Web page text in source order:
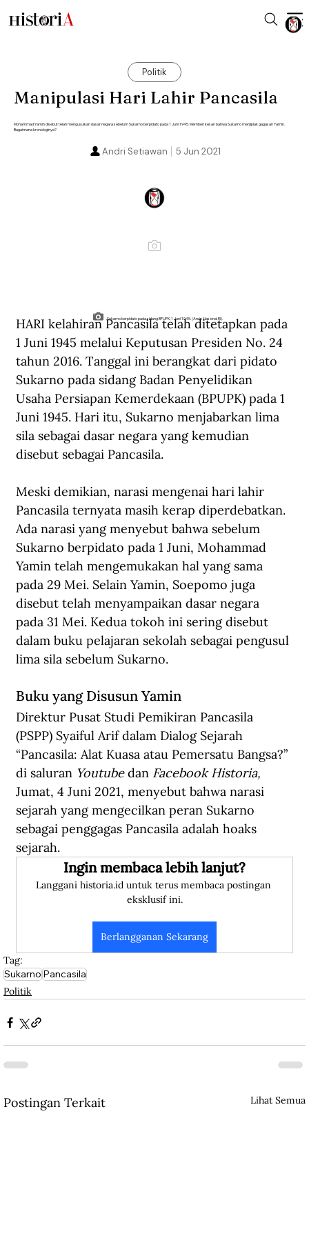
Politik
Manipulasi Hari Lahir Pancasila
Mohammad Yamin disebut telah mengusulkan dasar negara sebelum Sukarno berpidato pada 1 Juni 1945. Memberi kesan bahwa Sukarno menjiplak gagasan Yamin.
Bagaimana kronologinya?
5 Jun 2021
Andri Setiawan
Sukarno berpidato pada sidang BPUPK, 1 Juni 1945. (Arsip Nasional RI).
HARI kelahiran Pancasila telah ditetapkan pada
1 Juni 1945 melalui Keputusan Presiden No. 24
tahun 2016. Tanggal ini berangkat dari pidato
Sukarno pada sidang Badan Penyelidikan
Usaha Persiapan Kemerdekaan (BPUPK) pada 1
Juni 1945. Hari itu, Sukarno menjabarkan lima
sila sebagai dasar negara yang kemudian
disebut sebagai Pancasila.
Meski demikian, narasi mengenai hari lahir
Pancasila ternyata masih kerap diperdebatkan.
Ada narasi yang menyebut bahwa sebelum
Sukarno berpidato pada 1 Juni, Mohammad
Yamin telah mengemukakan hal yang sama
pada 29 Mei. Selain Yamin, Soepomo juga
disebut telah menyampaikan dasar negara
pada 31 Mei. Kedua tokoh ini sering disebut
dalam buku pelajaran sekolah sebagai pengusul
lima sila sebelum Sukarno.
Buku yang Disusun Yamin
Direktur Pusat Studi Pemikiran Pancasila
(PSPP) Syaiful Arif dalam Dialog Sejarah
“Pancasila: Alat Kuasa atau Pemersatu Bangsa?”
di saluran Youtube dan Facebook Historia,
Jumat, 4 Juni 2021, menyebut bahwa narasi
sejarah yang mengecilkan peran Sukarno
sebagai penggagas Pancasila adalah hoaks
sejarah.
Ingin membaca lebih lanjut?
Langgani historia.id untuk terus membaca postingan
eksklusif ini.
Berlangganan Sekarang
Tag:
SukarnoPancasila
Politik
Postingan Terkait Lihat Semua